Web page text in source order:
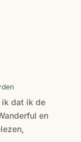
ik dat ik de
en